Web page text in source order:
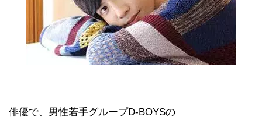
俳優で、男性若手グループD-BOYSの